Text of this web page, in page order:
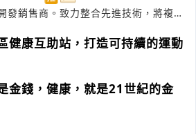
發銷售商。致力整合先進技術，將複雜
健康互助站，打造可持續的運動
金錢，健康，就是21世紀的金